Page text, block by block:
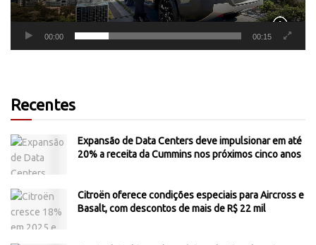
00:00 00:15
Recentes
Expansão de Data Centers deve impulsionar em até
20% a receita da Cummins nos próximos cinco anos
Citroën oferece condições especiais para Aircross e
Basalt, com descontos de mais de R$ 22 mil